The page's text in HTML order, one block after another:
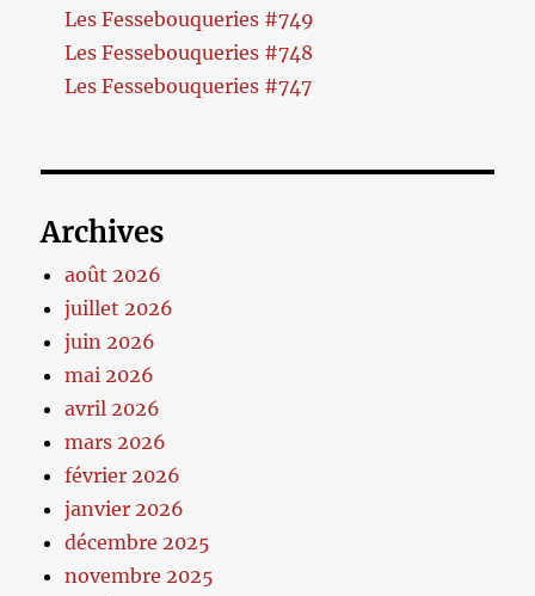
Les Fessebouqueries #749
Les Fessebouqueries #748
Les Fessebouqueries #747
Archives
août 2026
juillet 2026
juin 2026
mai 2026
avril 2026
mars 2026
février 2026
janvier 2026
décembre 2025
novembre 2025